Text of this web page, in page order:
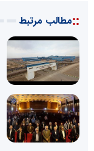
::مطالب مرتبط